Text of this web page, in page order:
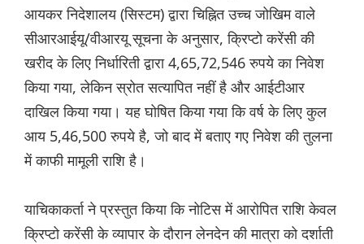
आयकर निदेशालय (सिस्टम) द्वारा चिह्नित उच्च जोखिम वाले
सीआरआईयू/वीआरयू सूचना के अनुसार, क्रिप्टो करेंसी की
खरीद के लिए निर्धारिती द्वारा 4,65,72,546 रुपये का निवेश
किया गया, लेकिन स्रोत सत्यापित नहीं है और आईटीआर
दाखिल किया गया। यह घोषित किया गया कि वर्ष के लिए कुल
आय 5,46,500 रुपये है, जो बाद में बताए गए निवेश की तुलना
में काफी मामूली राशि है।
याचिकाकर्ता ने प्रस्तुत किया कि नोटिस में आरोपित राशि केवल
क्रिप्टो करेंसी के व्यापार के दौरान लेनदेन की मात्रा को दर्शाती